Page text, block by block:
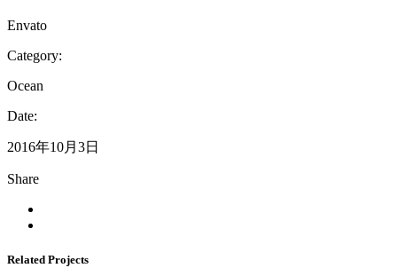
Envato
Category:
Ocean
Date:
2016年10月3日
Share
Related Projects